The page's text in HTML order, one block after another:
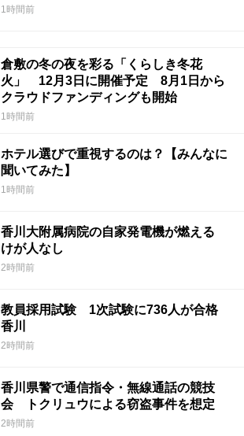
1時間前
倉敷の冬の夜を彩る「くらしき冬花
火」 12月3日に開催予定 8月1日から
クラウドファンディングも開始
1時間前
ホテル選びで重視するのは？【みんなに
聞いてみた】
1時間前
香川大附属病院の自家発電機が燃える
けが人なし
2時間前
教員採用試験 1次試験に736人が合格
香川
2時間前
香川県警で通信指令・無線通話の競技
会 トクリュウによる窃盗事件を想定
2時間前